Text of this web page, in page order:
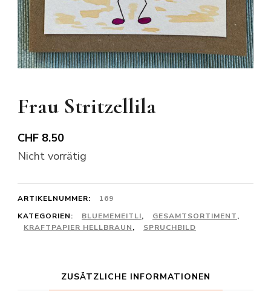
Frau Stritzellila
CHF 8.50
Nicht vorrätig
ARTIKELNUMMER:
169
KATEGORIEN:
BLUEMEMEITLI, GESAMTSORTIMENT,
KRAFTPAPIER HELLBRAUN, SPRUCHBILD
ZUSÄTZLICHE INFORMATIONEN